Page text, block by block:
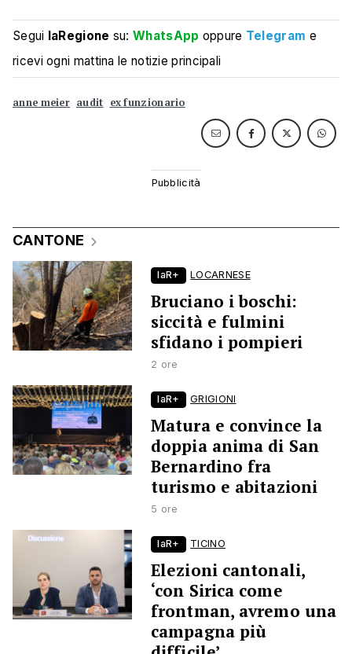
Segui laRegione su:WhatsApp oppure Telegram e
ricevi ogni mattina le notizie principali
anne meier audit ex funzionario
CANTONE
laR+ LOCARNESE
Bruciano i boschi:
siccità e fulmini
sfidano i pompieri
2 ore
laR+ GRIGIONI
Matura e convince la
doppia anima di San
Bernardino fra
turismo e abitazioni
5 ore
laR+ TICINO
Elezioni cantonali,
‘con Sirica come
frontman, avremo una
campagna più